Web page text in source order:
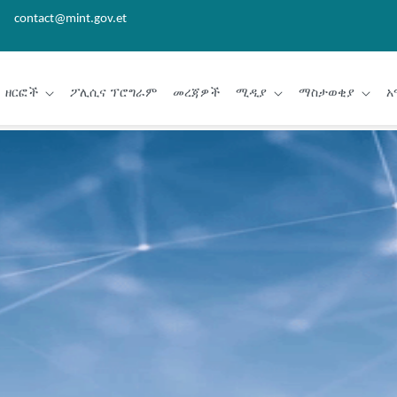
contact@mint.gov.et
ዘርፎች ፖሊሲና ፕሮግራም መረጃዎች ሚዲያ ማስታወቂያ